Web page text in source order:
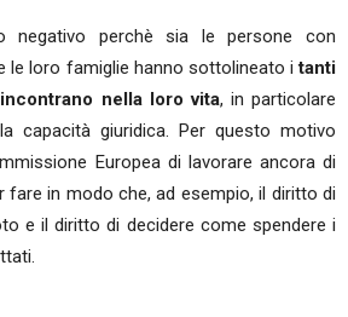
negativo perchè sia le persone con
le loro famiglie hanno sottolineato i tanti
nella loro vita, in particolare
capacità giuridica. Per questo motivo
Europea di lavorare ancora di
fare in modo che, ad esempio, il diritto di
e il diritto di decidere come spendere i